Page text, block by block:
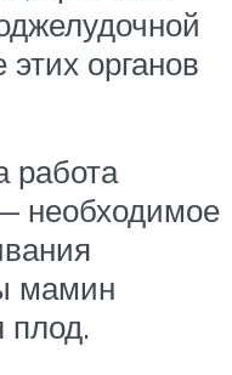
органов
работа
необходимое
мамин
плод.